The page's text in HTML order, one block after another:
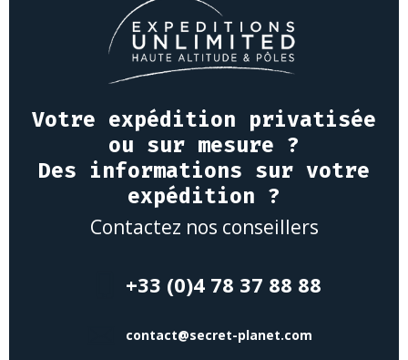
Votre expédition privatisée
ou sur mesure ?
Des informations sur votre
expédition ?
Contactez nos conseillers
+33 (0)4 78 37 88 88
contact@secret-planet.com